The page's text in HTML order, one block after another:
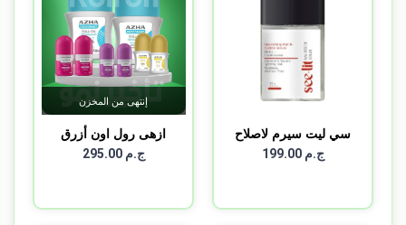
سي ليت سيرم لاصلاح
الاظ...ج.م 199.00
إنتهى من المخزن
ازهى رول اون أزرق
تاخير...ج.م 295.00